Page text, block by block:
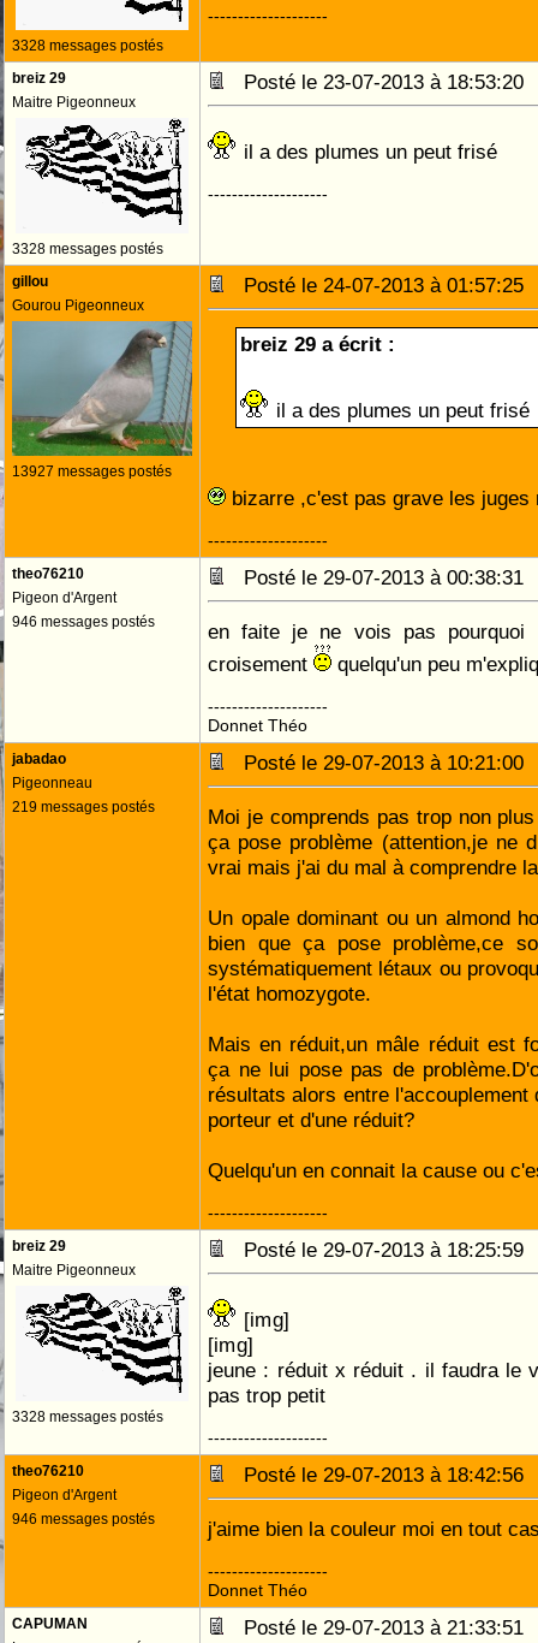
3328 messages postés
--------------------
breiz 29
Maitre Pigeonneux
3328 messages postés
Posté le 23-07-2013 à
il a des plumes un peut frisé
--------------------
gillou
Gourou Pigeonneux
13927 messages postés
Posté le 24-07-2013 à
breiz 29 a écrit :
il a des plumes un peut frisé
bizarre ,c'est pas grave les
--------------------
theo76210
Pigeon d'Argent
946 messages postés
Posté le 29-07-2013 à
en faite je ne vois pas
croisement
quelqu'un peu
--------------------
Donnet Théo
jabadao
Pigeonneau
219 messages postés
Posté le 29-07-2013 à
Moi je comprends pas trop non
ça pose problème (attention,je ne
vrai mais j'ai du mal à comprendre
Un opale dominant ou un almond
bien que ça pose problème,ce
systématiquement létaux ou
l'état homozygote.
Mais en réduit,un mâle réduit est
ça ne lui pose pas de
résultats alors entre l'accouplement
porteur et d'une réduit?
Quelqu'un en connait la cause ou
--------------------
breiz 29
Maitre Pigeonneux
3328 messages postés
Posté le 29-07-2013 à
[img]
[img]
jeune : réduit x réduit . il faudra le
pas trop petit
--------------------
theo76210
Pigeon d'Argent
946 messages postés
Posté le 29-07-2013 à
j'aime bien la couleur moi en tout
--------------------
Donnet Théo
CAPUMAN
Posté le 29-07-2013 à